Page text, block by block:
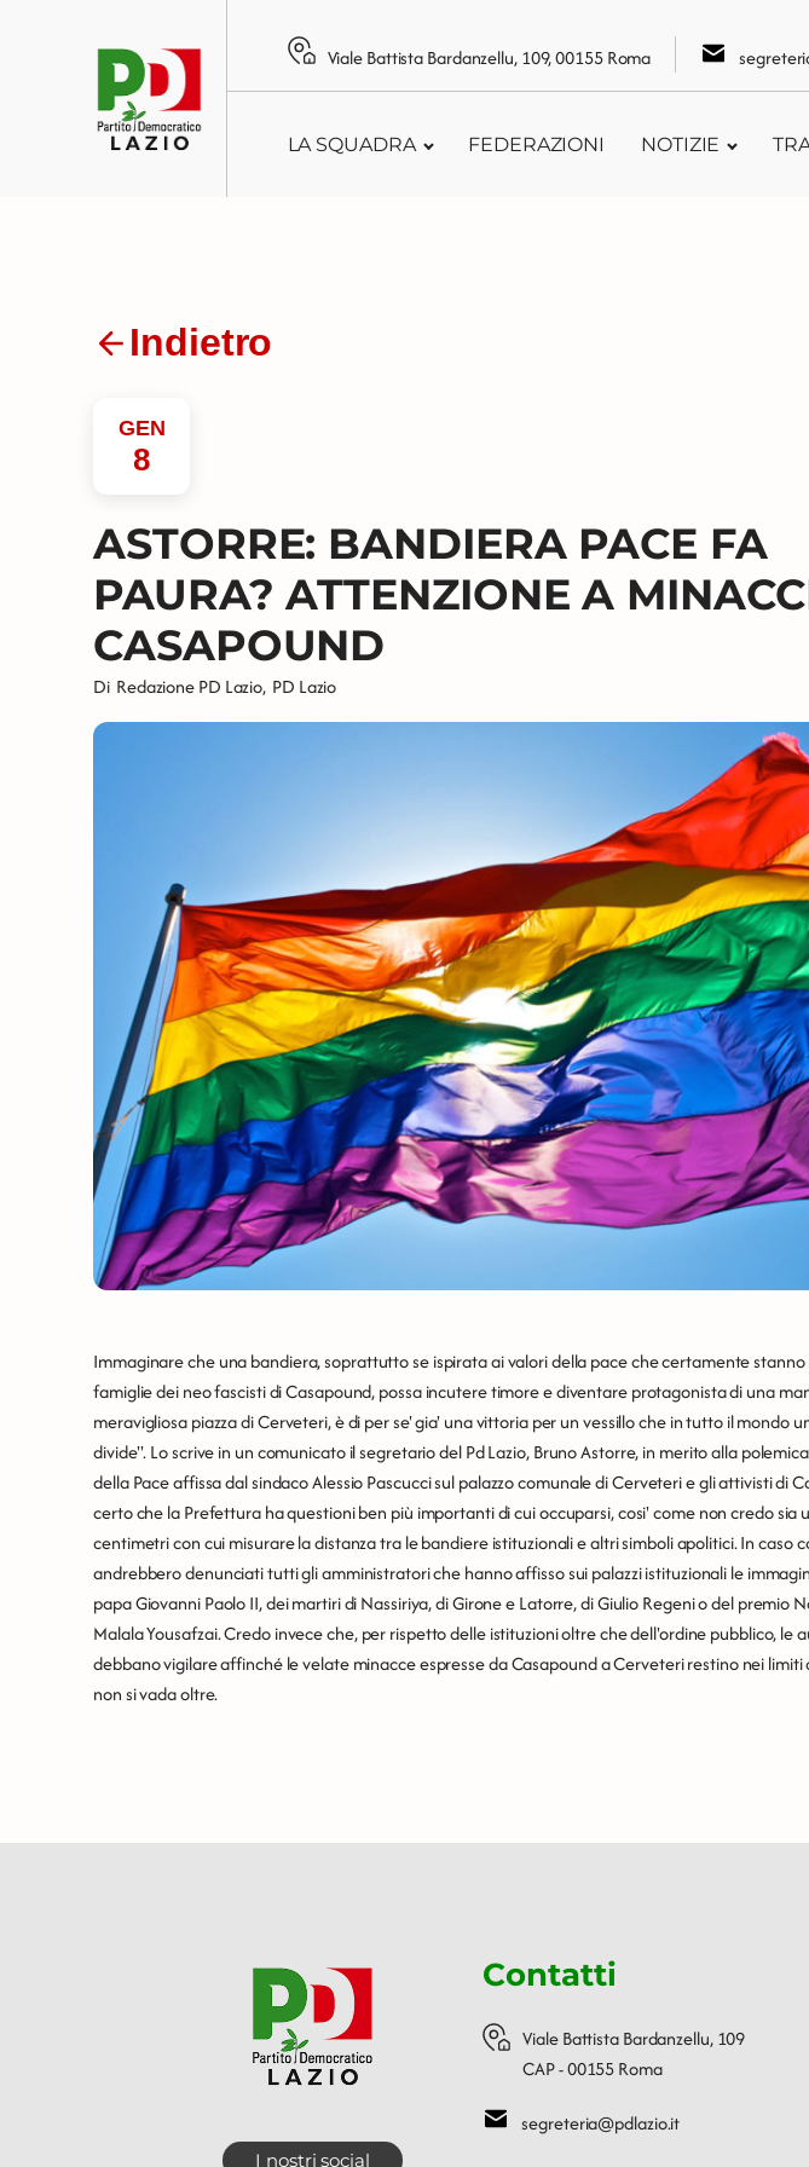
Viale Battista Bardanzellu, 109, 00155 Roma
LA SQUADRA FEDERAZIONI NOTIZIE
Indietro
GEN
8
ASTORRE: BANDIERA PACE FA
PAURA? ATTENZIONE A
CASAPOUND
Di Redazione PD Lazio, PD Lazio
Immaginare che una bandiera, soprattutto se ispirata ai valori della pace che certamente
famiglie dei neo fascisti di Casapound, possa incutere timore e diventare protagonista di una
meravigliosa piazza di Cerveteri, è di per se' gia' una vittoria per un vessillo che in tutto il mondo
divide". Lo scrive in un comunicato il segretario del Pd Lazio, Bruno Astorre, in merito alla
della Pace affissa dal sindaco Alessio Pascucci sul palazzo comunale di Cerveteri e gli attivisti di
certo che la Prefettura ha questioni ben più importanti di cui occuparsi, cosi' come non credo sia
centimetri con cui misurare la distanza tra le bandiere istituzionali e altri simboli apolitici. In caso
andrebbero denunciati tutti gli amministratori che hanno affisso sui palazzi istituzionali le
papa Giovanni Paolo II, dei martiri di Nassiriya, di Girone e Latorre, di Giulio Regeni o del premio
Malala Yousafzai. Credo invece che, per rispetto delle istituzioni oltre che dell'ordine pubblico, le
debbano vigilare affinché le velate minacce espresse da Casapound a Cerveteri restino nei
non si vada oltre.
I nostri social
Contatti
Viale Battista Bardanzellu, 109
CAP - 00155 Roma
segreteria@pdlazio.it